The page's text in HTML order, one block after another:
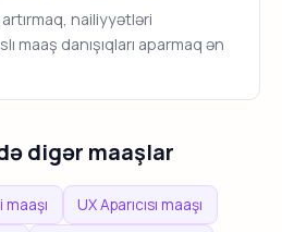
nailiyyətləri
maaş danışıqları aparmaq ən
digər maaşlar
UX Aparıcısı maaşı